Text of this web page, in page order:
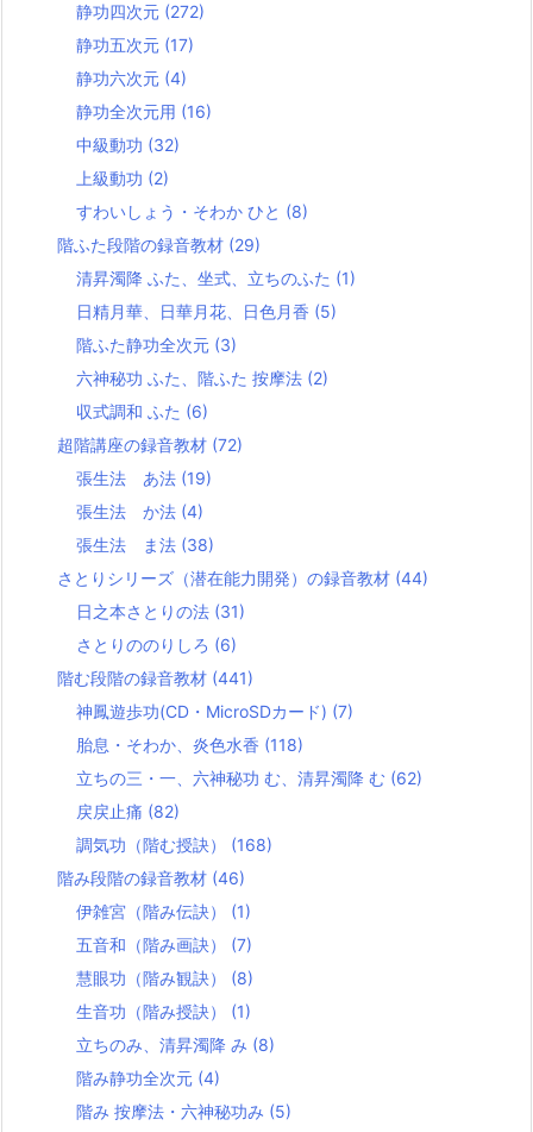
静功四次元 (272)
静功五次元 (17)
静功六次元 (4)
静功全次元用 (16)
中級動功 (32)
上級動功 (2)
すわいしょう・そわか ひと (8)
階ふた段階の録音教材 (29)
清昇濁降 ふた、坐式、立ちのふた (1)
日精月華、日華月花、日色月香 (5)
階ふた静功全次元 (3)
六神秘功 ふた、階ふた 按摩法 (2)
収式調和 ふた (6)
超階講座の録音教材 (72)
張生法 あ法 (19)
張生法 か法 (4)
張生法 ま法 (38)
さとりシリーズ（潜在能力開発）の録音教材 (44)
日之本さとりの法 (31)
さとりののりしろ (6)
階む段階の録音教材 (441)
神鳳遊歩功(CD・MicroSDカード) (7)
胎息・そわか、炎色水香 (118)
立ちの三・一、六神秘功 む、清昇濁降 む (62)
戻戻止痛 (82)
調気功（階む授訣） (168)
階み段階の録音教材 (46)
伊雑宮（階み伝訣） (1)
五音和（階み画訣） (7)
慧眼功（階み観訣） (8)
生音功（階み授訣） (1)
立ちのみ、清昇濁降 み (8)
階み静功全次元 (4)
階み 按摩法・六神秘功み (5)